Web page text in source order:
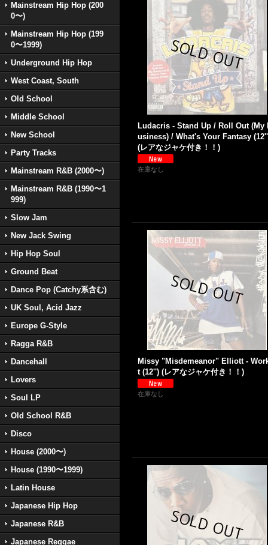
Mainstream Hip Hop (200
0〜)
Mainstream Hip Hop (199
0〜1999)
Underground Hip Hop
West Coast, South
Old School
Middle School
New School
Party Tracks
Mainstream R&B (2000〜)
Mainstream R&B (1990〜1
999)
Slow Jam
New Jack Swing
Hip Hop Soul
Ground Beat
Dance Pop (Catchy系含む)
UK Soul, Acid Jazz
Europe G-Style
Ragga R&B
Dancehall
Lovers
Soul LP
Old School R&B
Disco
House (2000〜)
House (1990〜1999)
Latin House
Japanese Hip Hop
Japanese R&B
Japanese Reggae
Ludacris - Stand Up / Roll Out (My
usiness) / What's Your Fantasy
(レアなジャケ付き！！)
在庫なし
Missy "Misdemeanor" Elliott -
t (12'') (レアなジャケ付き！！)
在庫なし